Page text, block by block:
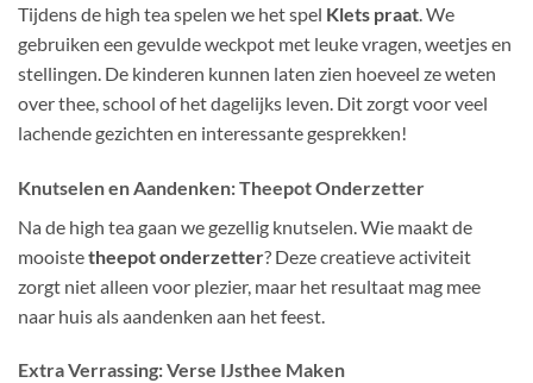
Tijdens de high tea spelen we het spel Klets praat. We
gebruiken een gevulde weckpot met leuke vragen, weetjes en
stellingen. De kinderen kunnen laten zien hoeveel ze weten
over thee, school of het dagelijks leven. Dit zorgt voor veel
lachende gezichten en interessante gesprekken!
Knutselen en Aandenken: Theepot Onderzetter
Na de high tea gaan we gezellig knutselen. Wie maakt de
mooistetheepot onderzetter? Deze creatieve activiteit
zorgt niet alleen voor plezier, maar het resultaat mag mee
naar huis als aandenken aan het feest.
Extra Verrassing: Verse IJsthee Maken